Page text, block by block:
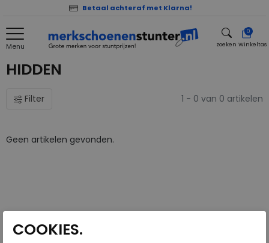
Betaal achteraf met Klarna!
Menu zoeken
0
Winkeltas
HIDDEN
Filter 1 - 0 van 0 artikelen
Geen artikelen gevonden.
COOKIES.